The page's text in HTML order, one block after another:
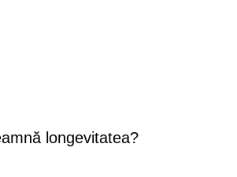
longevitatea?